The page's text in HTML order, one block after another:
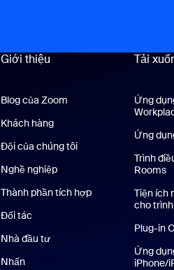
Giới thiệu
Blog của Zoom Blog của Zoom
Khách hàng
Đội của chúng tôi
Nghề nghiệp
Thành phần tích hợp
Đối tác
Nhà đầu tư
Nhấn
Tải
Ứng
Ứng
Trình
Rooms
Tiện ích
cho
Plug-in
Ứng
iPhone/